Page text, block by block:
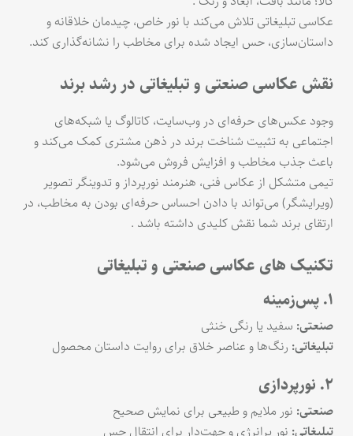
عکاسی تبلیغاتی تلاش می‌کند با نور خاص، چیدمان خلاقانه و
داستان‌سازی، حس ایجاد شده برای مخاطب را نشانه‌گذاری کند.
نقش عکاسی صنعتی و تبلیغاتی در رشد برند
وجود عکس‌های حرفه‌ای در وب‌سایت، کاتالوگ یا شبکه‌های
اجتماعی به تثبیت شناخت برند در ذهن مشتری کمک می‌کند و
باعث جذب مخاطب و افزایش فروش می‌شود.
تیمی متشکل از عکاس فنی، هنرمند نورپرداز و تدوینگر تصویر
(ویرایشگر) می‌تواند با دادن احساس حرفه‌ای بودن به مخاطب، در
ارتقای برند شما نقش کلیدی داشته باشد .
تکنیک های عکاسی صنعتی و تبلیغاتی
۱. پس‌زمینه
صنعتی: سفید یا رنگی خنثی
تبلیغاتی: رنگ‌ها و عناصر خلاق برای روایت داستان محصول
۲. نورپردازی
صنعتی: نور ملایم و طبیعی برای نمایش صحیح
تبلیغاتی: نور پرانرژی و جهت‌دار برای انتقال حس